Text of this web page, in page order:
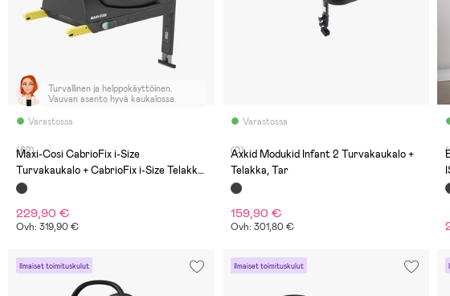
Varastossa
Turvallinen ja helppokäyttöinen.
Vauvan asento hyvä kaukalossa.
(62)
Maxi-Cosi CabrioFix i-Size
Turvakaukalo + CabrioFix i-Size Telakka,
Essential Black
229,90 €
Ovh: 319,90 €
Varastossa
(0)
Axkid Modukid Infant 2 Turvakaukalo +
Telakka, Tar
159,90 €
Ovh: 301,80 €
Ilmaiset toimituskulut Ilmaiset toimituskulut